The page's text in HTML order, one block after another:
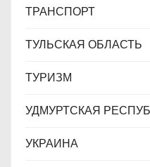
ТРАНСПОРТ
ТУЛЬСКАЯ ОБЛАСТЬ
ТУРИЗМ
УДМУРТСКАЯ
УКРАИНА